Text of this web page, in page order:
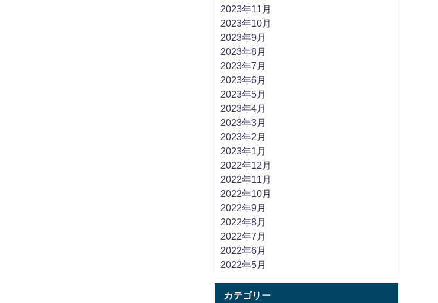
2023年11月
2023年10月
2023年9月
2023年8月
2023年7月
2023年6月
2023年5月
2023年4月
2023年3月
2023年2月
2023年1月
2022年12月
2022年11月
2022年10月
2022年9月
2022年8月
2022年7月
2022年6月
2022年5月
カテゴリー